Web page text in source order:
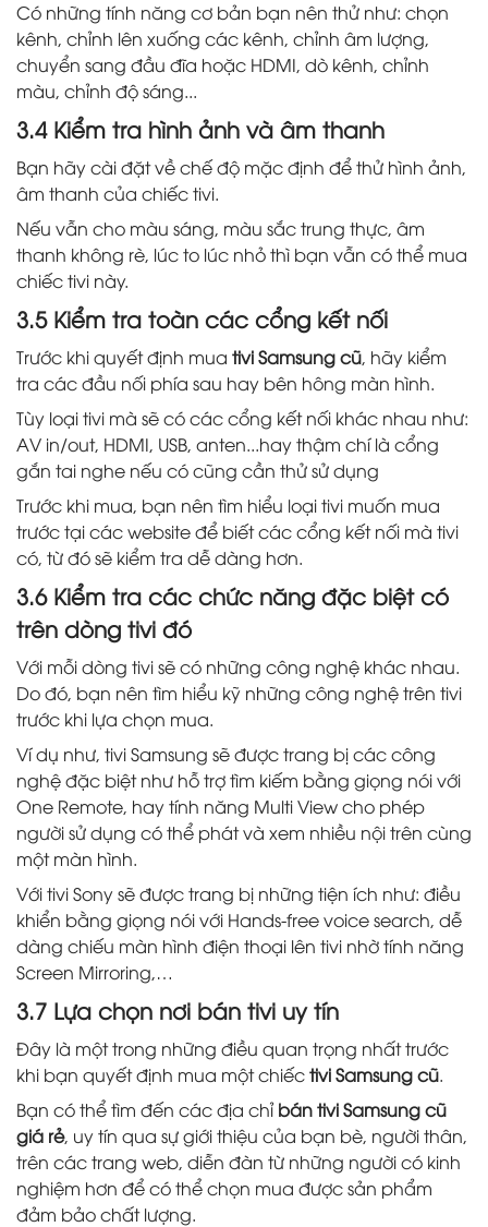
Có những tính năng cơ bản bạn nên thử như: chọn
kênh, chỉnh lên xuống các kênh, chỉnh âm lượng,
chuyển sang đầu đĩa hoặc HDMI, dò kênh, chỉnh
màu, chỉnh độ sáng...
3.4 Kiểm tra hình ảnh và âm thanh
Bạn hãy cài đặt về chế độ mặc định để thử hình ảnh,
âm thanh của chiếc tivi.
Nếu vẫn cho màu sáng, màu sắc trung thực, âm
thanh không rè, lúc to lúc nhỏ thì bạn vẫn có thể mua
chiếc tivi này.
3.5 Kiểm tra toàn các cổng kết nối
Trước khi quyết định mua tivi Samsung cũ, hãy kiểm
tra các đầu nối phía sau hay bên hông màn hình.
Tùy loại tivi mà sẽ có các cổng kết nối khác nhau như:
AV in/out, HDMI, USB, anten...hay thậm chí là cổng
gắn tai nghe nếu có cũng cần thử sử dụng
Trước khi mua, bạn nên tìm hiểu loại tivi muốn mua
trước tại các website để biết các cổng kết nối mà tivi
có, từ đó sẽ kiểm tra dễ dàng hơn.
3.6 Kiểm tra các chức năng đặc biệt có
trên dòng tivi đó
Với mỗi dòng tivi sẽ có những công nghệ khác nhau.
Do đó, bạn nên tìm hiểu kỹ những công nghệ trên tivi
trước khi lựa chọn mua.
Ví dụ như, tivi Samsung sẽ được trang bị các công
nghệ đặc biệt như hỗ trợ tìm kiếm bằng giọng nói với
One Remote, hay tính năng Multi View cho phép
người sử dụng có thể phát và xem nhiều nội trên cùng
một màn hình.
Với tivi Sony sẽ được trang bị những tiện ích như: điều
khiển bằng giọng nói với Hands-free voice search, dễ
dàng chiếu màn hình điện thoại lên tivi nhờ tính năng
Screen Mirroring,…
3.7 Lựa chọn nơi bán tivi uy tín
Đây là một trong những điều quan trọng nhất trước
khi bạn quyết định mua một chiếctivi Samsung cũ.
Bạn có thể tìm đến các địa chỉ bán tivi Samsung cũ
giá rẻ, uy tín qua sự giới thiệu của bạn bè, người thân,
trên các trang web, diễn đàn từ những người có kinh
nghiệm hơn để có thể chọn mua được sản phẩm
đảm bảo chất lượng.